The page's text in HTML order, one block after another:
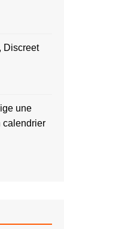
Discreet
une
calendrier